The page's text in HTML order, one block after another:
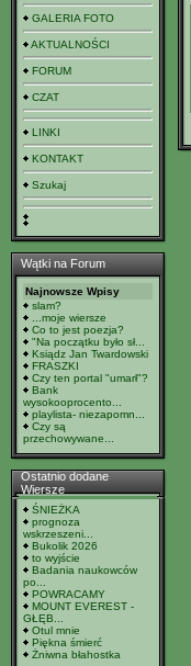
GALERIA FOTO
AKTUALNOŚCI
FORUM
CZAT
LINKI
KONTAKT
Szukaj
Wątki na Forum
Najnowsze Wpisy
slam?
...moje wiersze
Co to jest poezja?
"Na początku było sł...
Ksiądz Jan Twardowski
FRASZKI
Czy ten portal "umarł"?
Bank
wysokooprocento...
playlista- niezapomn...
Czy są
przechowywane...
Ostatnio dodane
Wiersze
ŚNIEŻKA
prognoza
wskrzeszeni...
Bukolik 2026
to wyjście
Badania naukowców
po...
POWRACAMY
MOUNT EVEREST -
GŁĘB...
Otul mnie
Piękna śmierć
Żniwna błahostka